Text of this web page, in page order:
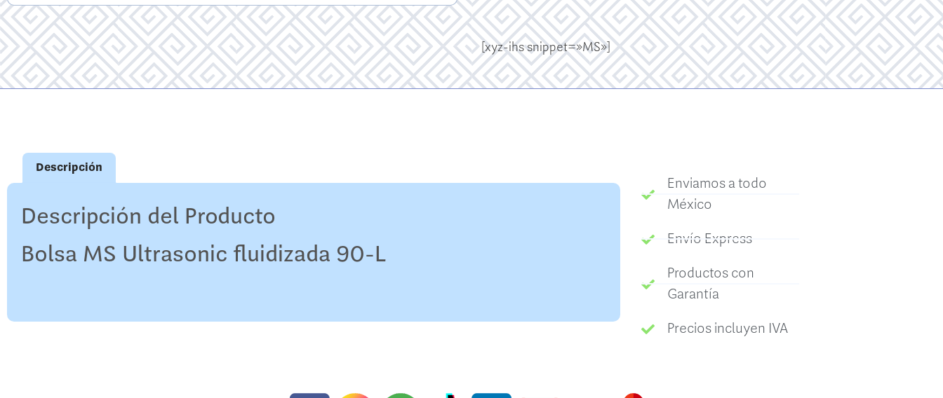
[xyz-ihs snippet=»MS»]
Descripción
Descripción del Producto
Bolsa MS Ultrasonic fluidizada 90-L
Enviamos a todo
México
Envío Express
Productos con
Garantía
Precios incluyen IVA